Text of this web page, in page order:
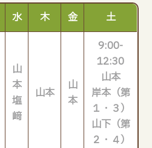
水 木 金 土
山
本
塩
﨑
山本
山
本
9:00-
12:30
山本
岸本（第
１・３）
山下（第
２・４）